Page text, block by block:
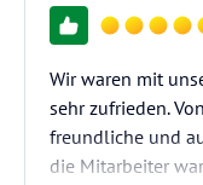
Volleyballnetz für
• Fitnessraum und
elektronische Spiele
• Fahrradverleih
• Kinderspielplatz für
Wir waren mit
sehr zufrieden.
freundliche und
die Mitarbeiter